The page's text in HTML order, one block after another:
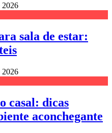
2026
sala de estar:
2026
casal: dicas
aconchegante